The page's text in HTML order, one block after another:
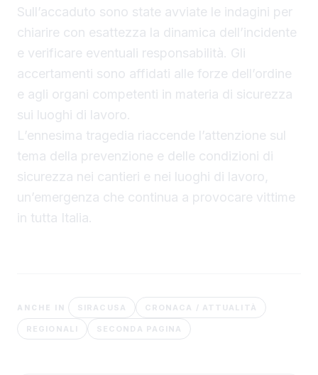
Sull’accaduto sono state avviate le indagini per
chiarire con esattezza la dinamica dell’incidente
e verificare eventuali responsabilità. Gli
accertamenti sono affidati alle forze dell’ordine
e agli organi competenti in materia di sicurezza
sui luoghi di lavoro.
L’ennesima tragedia riaccende l’attenzione sul
tema della prevenzione e delle condizioni di
sicurezza nei cantieri e nei luoghi di lavoro,
un’emergenza che continua a provocare vittime
in tutta Italia.
ANCHE IN SIRACUSA CRONACA / ATTUALITÀ
REGIONALI SECONDA PAGINA